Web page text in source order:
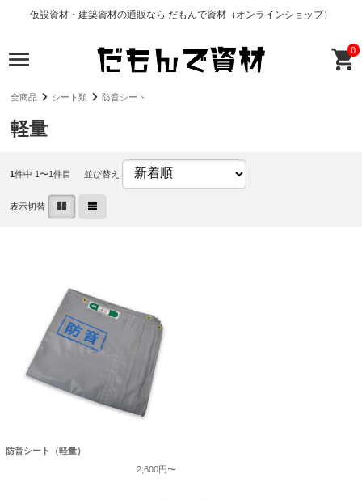
仮設資材・建築資材の通販なら だもんで資材（オンラインショップ）
0
全商品 シート類 防音シート
軽量
1件中 1〜1件目 並び替え
表示切替
防音シート（軽量）
2,600円〜